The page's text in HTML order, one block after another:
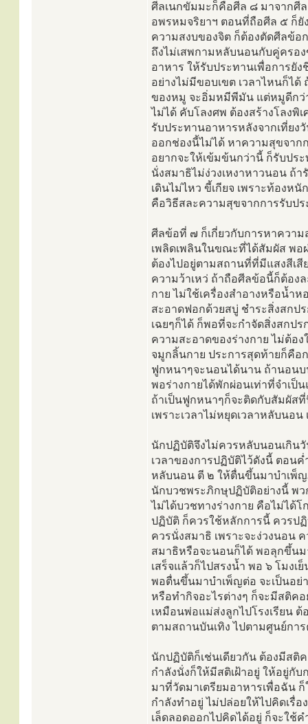
ศีลเนกขัมมะก็คือศีล ๘ มาจากศี
อพรหมจริยาฯ ตอนที่ถือศีล ๕ ก็ยั
ความสงบของจิต ก็ต้องตัดศีลข้อ
ถึงไม่เสพกามหลับนอนกับคู่ครอ
อาหาร ให้รับประทานเพื่อการยั
อย่างไม่มีขอบเขต เวลาไหนก็ไ
ของหมู จะอิ่มหมีพีมัน แต่หมูดีกว่า
ไม่ได้ คับโลงศพ ต้องสร้างโลงพิ
รับประทานอาหารหลังจากเที่ยง
ออกช่องนี้ไม่ได้ หาความสุขจาก
อยากจะให้เข้มข้นกว่านี้ ก็รับปร
นั่งสมาธิไม่ง่วงเหงาหาวนอน ถ้
เดินไม่ไหว ขี้เกียจ เพราะท้องห
คือวิธีสละความสุขจากการรับป
ศีลข้อที่ ๗ ก็เกี่ยวกับการหาความ
เพลิดเพลินในขณะที่ได้สัมผัส พอ
ต้องไปอยู่ตามสถานที่ที่มีแสงสีเสี
ความว้าเหว่ ถ้าถือศีลข้อนี้ก็ต้อง
กาย ไม่ใช้เครื่องสำอางหรือน้ำ
สะอาดฟอกด้วยสบู่ ชำระสิ่งสกป
เฉยๆก็ได้ ก็พอที่จะกำจัดสิ่งสกป
ความสะอาดของร่างกาย ไม่ต้อ
จมูกลิ้นกาย ประการสุดท้ายก็คื
ฟูกหนาๆจะนอนได้นาน ถ้านอนบ
พอร่างกายได้พักผ่อนเท่าที่จำเ
ถ้าเป็นฟูกหนาๆก็จะติดกับสัมผัส
เพราะเวลาไม่หยุดเวลาหลับนอน
นักปฏิบัติจึงไม่ควรหลับนอนเกิน
เวลาของการปฏิบัติไว้ดังนี้ ตอน
หลับนอน ตี ๒ ให้ตื่นขึ้นมาบำเพ็
นักบวชพระภิกษุปฏิบัติอย่างนี้ พ
ไม่ได้บวชทางร่างกาย คือไม่ได้
ปฏิบัติ ก็ควรใช้หลักการนี้ ควรป
ควรนั่งสมาธิ เพราะจะง่วงนอน
สมาธิหรือจะนอนก็ได้ พอลุกขึ้นม
เสร็จแล้วก็ไปสรงน้ำ พอ ๖ โมง
พอตื่นขึ้นมาบำเพ็ญต่อ จะเป็นอย่
หรือทำกิจอะไรต่างๆ ก็จะมีสติค
เหมือนพ่อแม่ส่งลูกไปโรงเรียน
ตามสถานบันเทิง ไปตามศูนย์การ
นักปฏิบัติก็เช่นเดียวกัน ต้องมีสติ
กำลังนั่งก็ให้มีสติเฝ้าอยู่ ให้อยู่กั
มาที่วัดมาเตรียมอาหารเพื่อฉัน
กำลังทำอยู่ ไม่ปล่อยให้ไปคิดเรื่
เล็ดลอดออกไปคิดได้อยู่ ก็จะใช้